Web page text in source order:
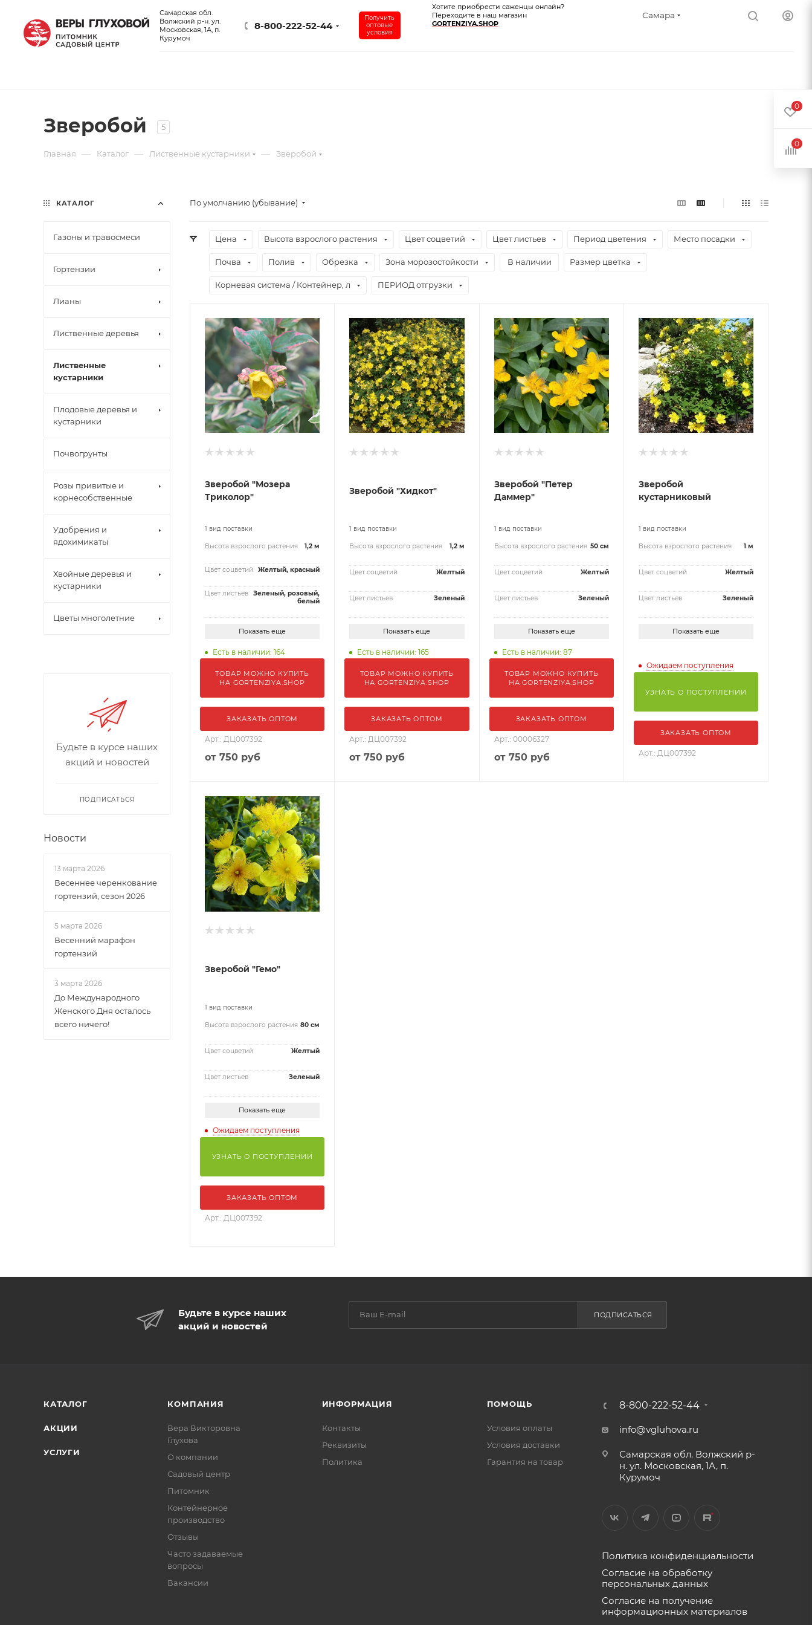
Самарская обл.
Волжский р-н. ул.
Московская, 1А, п.
Курумоч
8-800-222-52-44
Получить
оптовые
условия
Хотите приобрести саженцы онлайн?
Переходите в наш магазин
GORTENZIYA.SHOP
Самара
Зверобой 5
Главная — Каталог — Лиственные кустарники — Зверобой
По умолчанию (убывание)
Цена Высота взрослого растения Цвет соцветий Цвет листьев Период цветения Место посадки
Почва Полив Обрезка Зона морозостойкости В наличии Размер цветка
Корневая система / Контейнер, л ПЕРИОД отгрузки
Зверобой "Мозера
Триколор"
1 вид поставки
Высота взрослого растения 1,2 м
Цвет соцветий Желтый, красный
Цвет листьев
Зеленый, розовый,
белый
Показать еще
Есть в наличии: 164
ТОВАР МОЖНО КУПИТЬ
НА GORTENZIYA.SHOP
ЗАКАЗАТЬ ОПТОМ
Арт.: ДЦ007392
от 750 руб
Зверобой "Хидкот"
1 вид поставки
Высота взрослого растения 1,2 м
Цвет соцветий Желтый
Цвет листьев Зеленый
Показать еще
Есть в наличии: 165
ТОВАР МОЖНО КУПИТЬ
НА GORTENZIYA.SHOP
ЗАКАЗАТЬ ОПТОМ
Арт.: ДЦ007392
от750 руб
Зверобой "Петер
Даммер"
1 вид поставки
Высота взрослого растения 50 см
Цвет соцветий Желтый
Цвет листьев Зеленый
Показать еще
Есть в наличии: 87
ТОВАР МОЖНО КУПИТЬ
НА GORTENZIYA.SHOP
ЗАКАЗАТЬ ОПТОМ
Арт.: 00006327
от 750 руб
Зверобой
кустарниковый
1 вид поставки
Высота взрослого растения 1 м
Цвет соцветий Желтый
Цвет листьев Зеленый
Показать еще
Ожидаем поступления
УЗНАТЬ О ПОСТУПЛЕНИИ
ЗАКАЗАТЬ ОПТОМ
Арт.: ДЦ007392
Зверобой "Гемо"
1 вид поставки
Высота взрослого растения 80 см
Цвет соцветий Желтый
Цвет листьев Зеленый
Показать еще
Ожидаем поступления
УЗНАТЬ О ПОСТУПЛЕНИИ
ЗАКАЗАТЬ ОПТОМ
Арт.: ДЦ007392
КАТАЛОГ
Газоны и травосмеси
Гортензии
Лианы
Лиственные деревья
Лиственные
кустарники
Плодовые деревья и
кустарники
Почвогрунты
Розы привитые и
корнесобственные
Удобрения и
ядохимикаты
Хвойные деревья и
кустарники
Цветы многолетние
Будьте в курсе наших
акций и новостей
ПОДПИСАТЬСЯ
Новости
13 марта 2026
Весеннее черенкование
гортензий, сезон 2026
5 марта 2026
Весенний марафон
гортензий
3 марта 2026
До Международного
Женского Дня осталось
всего ничего!
Будьте в курсе наших
акций и новостей
ПОДПИСАТЬСЯ
КАТАЛОГ
АКЦИИ
УСЛУГИ
КОМПАНИЯ
Вера Викторовна
Глухова
О компании
Садовый центр
Питомник
Контейнерное
производство
Отзывы
Часто задаваемые
вопросы
Вакансии
ИНФОРМАЦИЯ
Контакты
Реквизиты
Политика
ПОМОЩЬ
Условия оплаты
Условия доставки
Гарантия на товар
8-800-222-52-44
info@vgluhova.ru
Самарская обл. Волжский р-
н. ул. Московская, 1А, п.
Курумоч
Политика конфиденциальности
Согласие на обработку
персональных данных
Согласие на получение
информационных материалов
0
0